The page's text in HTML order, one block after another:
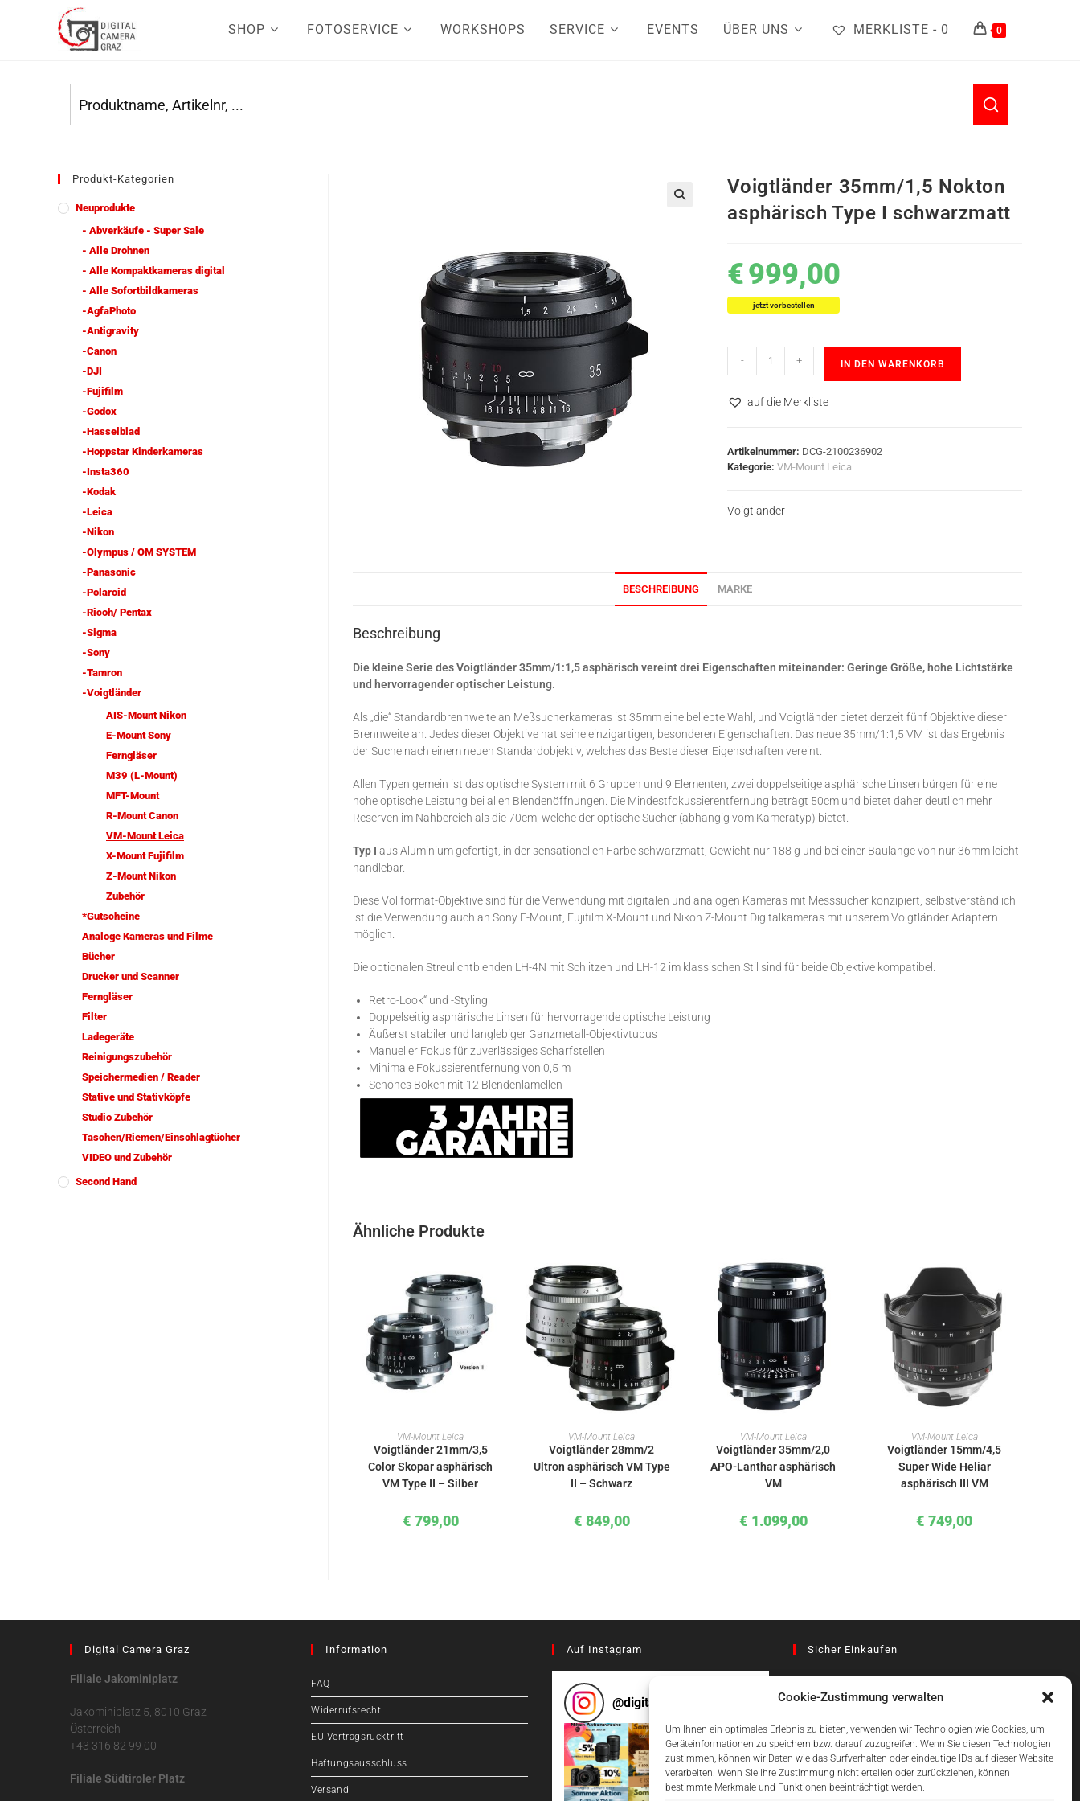
Cookie-Zustimmung verwalten
Um Ihnen ein optimales Erlebnis zu bieten, verwenden wir Technologien wie Cookies, um
Geräteinformationen zu speichern bzw. darauf zuzugreifen. Wenn Sie diesen Technologien
zustimmen, können wir Daten wie das Surfverhalten oder eindeutige IDs auf dieser Website
verarbeiten. Wenn Sie Ihre Zustimmung nicht erteilen oder zurückziehen, können
bestimmte Merkmale und Funktionen beeinträchtigt werden.
SHOP FOTOSERVICE WORKSHOPS SERVICE EVENTS ÜBER UNS MERKLISTE - 0 0
Voigtländer 35mm/1,5 Nokton
asphärisch Type I schwarzmatt
€999,00
jetzt vorbestellen
- + IN DEN WARENKORB
auf die Merkliste
Artikelnummer: DCG-2100236902
Kategorie:VM-Mount Leica
Voigtländer
BESCHREIBUNG MARKE
Beschreibung
Die kleine Serie des Voigtländer 35mm/1:1,5 asphärisch vereint drei Eigenschaften miteinander: Geringe Größe, hohe Lichtstärke
und hervorragender optischer Leistung.
Als „die“ Standardbrennweite an Meßsucherkameras ist 35mm eine beliebte Wahl; und Voigtländer bietet derzeit fünf Objektive dieser
Brennweite an. Jedes dieser Objektive hat seine einzigartigen, besonderen Eigenschaften. Das neue 35mm/1:1,5 VM ist das Ergebnis
der Suche nach einem neuen Standardobjektiv, welches das Beste dieser Eigenschaften vereint.
Allen Typen gemein ist das optische System mit 6 Gruppen und 9 Elementen, zwei doppelseitige asphärische Linsen bürgen für eine
hohe optische Leistung bei allen Blendenöffnungen. Die Mindestfokussierentfernung beträgt 50cm und bietet daher deutlich mehr
Reserven im Nahbereich als die 70cm, welche der optische Sucher (abhängig vom Kameratyp) bietet.
Typ I aus Aluminium gefertigt, in der sensationellen Farbe schwarzmatt, Gewicht nur 188 g und bei einer Baulänge von nur 36mm leicht
handlebar.
Diese Vollformat-Objektive sind für die Verwendung mit digitalen und analogen Kameras mit Messsucher konzipiert, selbstverständlich
ist die Verwendung auch an Sony E-Mount, Fujifilm X-Mount und Nikon Z-Mount Digitalkameras mit unserem Voigtländer Adaptern
möglich.
Die optionalen Streulichtblenden LH-4N mit Schlitzen und LH-12 im klassischen Stil sind für beide Objektive kompatibel.
Retro-Look“ und -Styling
Doppelseitig asphärische Linsen für hervorragende optische Leistung
Äußerst stabiler und langlebiger Ganzmetall-Objektivtubus
Manueller Fokus für zuverlässiges Scharfstellen
Minimale Fokussierentfernung von 0,5 m
Schönes Bokeh mit 12 Blendenlamellen
Ähnliche Produkte
IN DEN WARENKORB
VM-Mount Leica
Voigtländer 21mm/3,5
Color Skopar asphärisch
VM Type II – Silber
€ 799,00
IN DEN WARENKORB
VM-Mount Leica
Voigtländer 28mm/2
Ultron asphärisch VM Type
II – Schwarz
€ 849,00
IN DEN WARENKORB
VM-Mount Leica
Voigtländer 35mm/2,0
APO-Lanthar asphärisch
VM
€ 1.099,00
IN DEN WARENKORB
VM-Mount Leica
Voigtländer 15mm/4,5
Super Wide Heliar
asphärisch III VM
€ 749,00
Produkt-Kategorien
Neuprodukte
- Abverkäufe - Super Sale
- Alle Drohnen
- Alle Kompaktkameras digital
- Alle Sofortbildkameras
-AgfaPhoto
-Antigravity
-Canon
-DJI
-Fujifilm
-Godox
-Hasselblad
-Hoppstar Kinderkameras
-Insta360
-Kodak
-Leica
-Nikon
-Olympus / OM SYSTEM
-Panasonic
-Polaroid
-Ricoh/ Pentax
-Sigma
-Sony
-Tamron
-Voigtländer
AIS-Mount Nikon
E-Mount Sony
Ferngläser
M39 (L-Mount)
MFT-Mount
R-Mount Canon
VM-Mount Leica
X-Mount Fujifilm
Z-Mount Nikon
Zubehör
*Gutscheine
Analoge Kameras und Filme
Bücher
Drucker und Scanner
Ferngläser
Filter
Ladegeräte
Reinigungszubehör
Speichermedien / Reader
Stative und Stativköpfe
Studio Zubehör
Taschen/Riemen/Einschlagtücher
VIDEO und Zubehör
Second Hand
Digital Camera Graz
Filiale Jakominiplatz
Jakominiplatz 5, 8010 Graz
Österreich
+43 316 82 99 00
Filiale Südtiroler Platz
Information
FAQ
Widerrufsrecht
EU-Vertragsrücktritt
Haftungsausschluss
Versand
Auf Instagram
@digitalcameragraz
Sicher Einkaufen
Einfach Online Bezahlen